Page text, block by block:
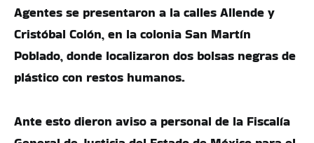
Agentes se presentaron a la calles Allende y
Cristóbal Colón, en la colonia San Martín
Poblado, donde localizaron dos bolsas negras de
plástico con restos humanos.
Ante esto dieron aviso a personal de la Fiscalía